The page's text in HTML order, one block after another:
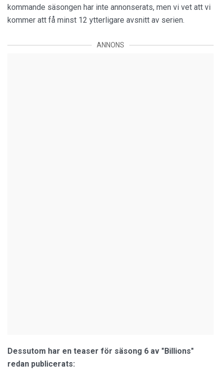
kommande säsongen har inte annonserats, men vi vet att vi
kommer att få minst 12 ytterligare avsnitt av serien.
ANNONS
Dessutom har en teaser för säsong 6 av "Billions"
redan publicerats: